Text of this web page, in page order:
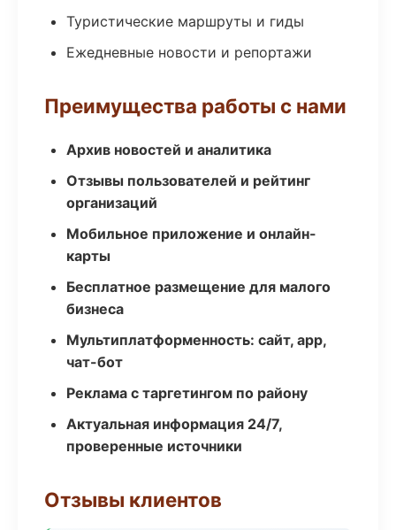
Туристические маршруты и гиды
Ежедневные новости и репортажи
Преимущества работы с нами
Архив новостей и аналитика
Отзывы пользователей и рейтинг
организаций
Мобильное приложение и онлайн-
карты
Бесплатное размещение для малого
бизнеса
Мультиплатформенность: сайт, app,
чат-бот
Реклама с таргетингом по району
Актуальная информация 24/7,
проверенные источники
Отзывы клиентов